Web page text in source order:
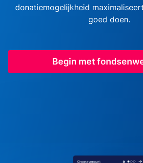
donatiemogelijkheid
goed doen.
Begin met